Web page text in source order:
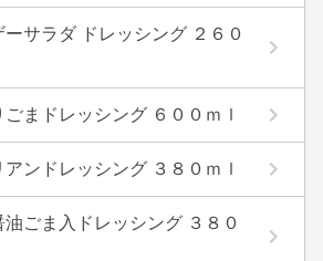
サラダ ドレッシング ２６０
まドレッシング ６００ｍｌ
ンドレッシング ３８０ｍｌ
ごま入ドレッシング ３８０